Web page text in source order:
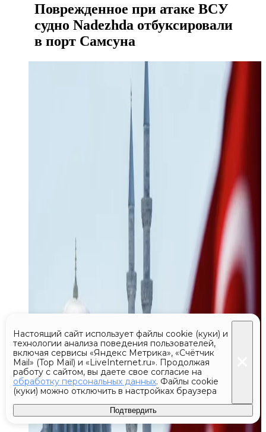
Поврежденное при атаке ВСУ
судно Nadezhda отбуксировали
в порт Самсуна
Настоящий сайт использует файлы cookie (куки) и
технологии анализа поведения пользователей,
включая сервисы «Яндекс Метрика», «Счётчик
Mail» (Top Mail) и «LiveInternet.ru». Продолжая
работу с сайтом, вы даете свое согласие на
обработку персональных данных. Файлы cookie
(куки) можно отключить в настройках браузера
Подтвердить